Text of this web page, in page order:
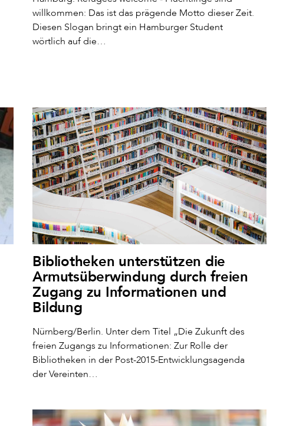
willkommen: Das ist das prägende Motto dieser Zeit.
Diesen Slogan bringt ein Hamburger Student
wörtlich auf die…
Bibliotheken unterstützen die
Armutsüberwindung durch freien
Zugang zu Informationen und
Bildung
Nürnberg/Berlin. Unter dem Titel „Die Zukunft des
freien Zugangs zu Informationen: Zur Rolle der
Bibliotheken in der Post-2015-Entwicklungsagenda
der Vereinten…